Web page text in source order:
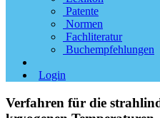
Patente
Normen
Fachliteratur
Buchempfehlungen
Login
Verfahren für die